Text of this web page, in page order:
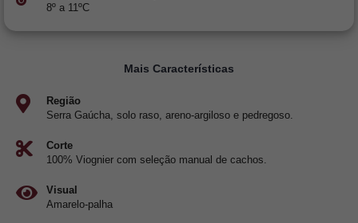
8º a 11ºC
Mais Características
Região
Serra Gaúcha, solo raso, areno-argiloso e pedregoso.
Corte
100% Viognier com seleção manual de cachos.
Visual
Amarelo-palha